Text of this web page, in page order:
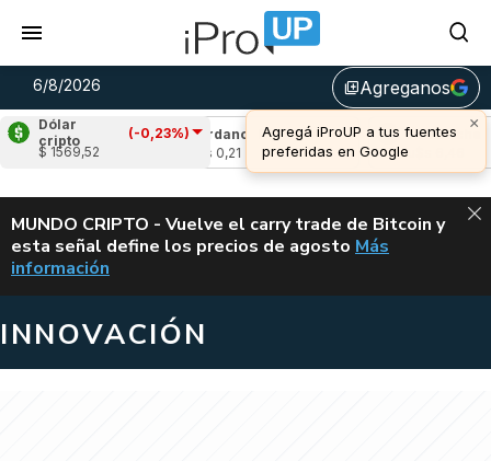
6/8/2026 library_addAgreganos
×
Agregá iProUP a tus fuentes
preferidas en Google
Dólar
cripto
(-0,23%)
$ 1569,52
1,49%) Cardano (8,17%)
u$s 0,21
Avalanche
u$s 6,46
ALERTA
MUNDO CRIPTO - Vuelve el carry trade de Bitcoin y
esta señal define los precios de agosto VUELVE EL
Más
información
INNOVACIÓN